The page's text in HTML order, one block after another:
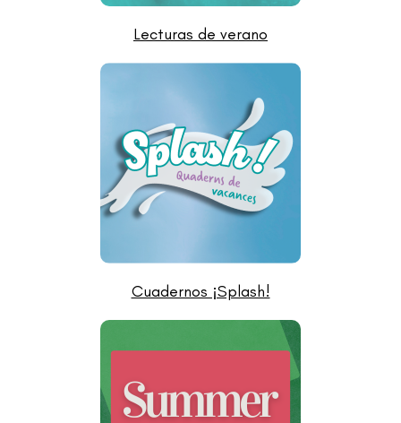
Lecturas de verano
Cuadernos ¡Splash!